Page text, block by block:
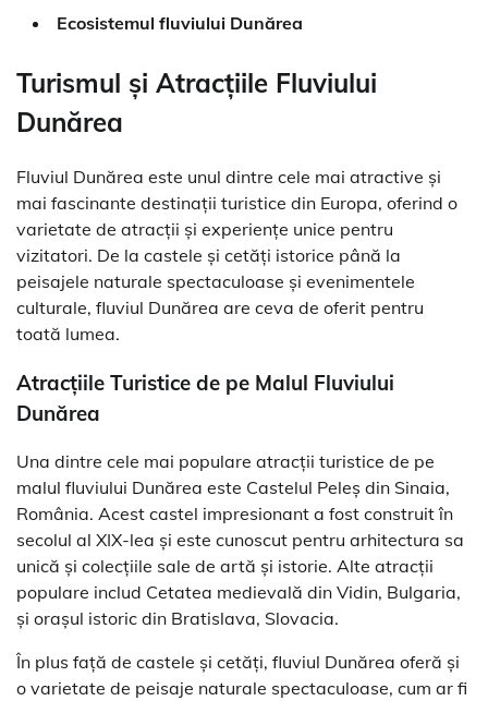
Ecosistemul fluviului Dunărea
Turismul și Atracțiile Fluviului
Dunărea
Fluviul Dunărea este unul dintre cele mai atractive și
mai fascinante destinații turistice din Europa, oferind o
varietate de atracții și experiențe unice pentru
vizitatori. De la castele și cetăți istorice până la
peisajele naturale spectaculoase și evenimentele
culturale, fluviul Dunărea are ceva de oferit pentru
toată lumea.
Atracțiile Turistice de pe Malul Fluviului
Dunărea
Una dintre cele mai populare atracții turistice de pe
malul fluviului Dunărea este Castelul Peleş din Sinaia,
România. Acest castel impresionant a fost construit în
secolul al XIX-lea și este cunoscut pentru arhitectura sa
unică și colecțiile sale de artă și istorie. Alte atracții
populare includ Cetatea medievală din Vidin, Bulgaria,
și orașul istoric din Bratislava, Slovacia.
În plus față de castele și cetăți, fluviul Dunărea oferă și
o varietate de peisaje naturale spectaculoase, cum ar fi